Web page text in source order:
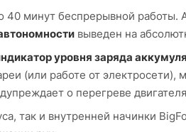
минут беспрерывной работы.
выведен на
уровня заряда
(или работе от
о перегреве
так и внутренней начинки